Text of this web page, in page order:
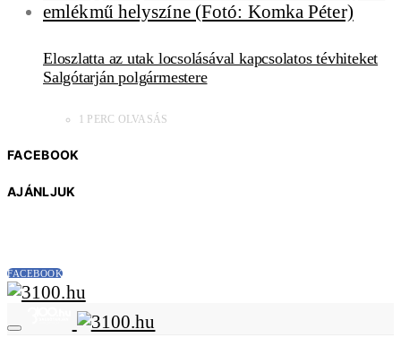
Eloszlatta az utak locsolásával kapcsolatos tévhiteket
Salgótarján polgármestere
1 PERC OLVASÁS
FACEBOOK
AJÁNLJUK
FACEBOOK